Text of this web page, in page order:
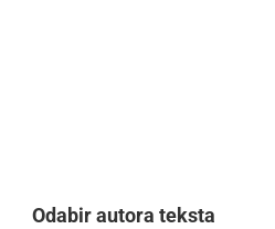
Odabir autora teksta